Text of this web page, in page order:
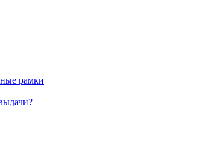
рамки